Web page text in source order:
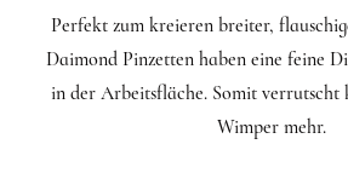
Perfekt zum kreieren breiter,
Daimond Pinzetten haben eine feine
in der Arbeitsfläche. Somit verrutscht
Wimper mehr.